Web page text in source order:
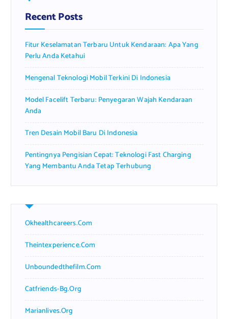
f
o
:
Recent Posts
Fitur Keselamatan Terbaru Untuk Kendaraan: Apa Yang
Perlu Anda Ketahui
Mengenal Teknologi Mobil Terkini Di Indonesia
Model Facelift Terbaru: Penyegaran Wajah Kendaraan
Anda
Tren Desain Mobil Baru Di Indonesia
Pentingnya Pengisian Cepat: Teknologi Fast Charging
Yang Membantu Anda Tetap Terhubung
Okhealthcareers.com
Theintexperience.com
Unboundedthefilm.com
Catfriends-Bg.org
Marianlives.org